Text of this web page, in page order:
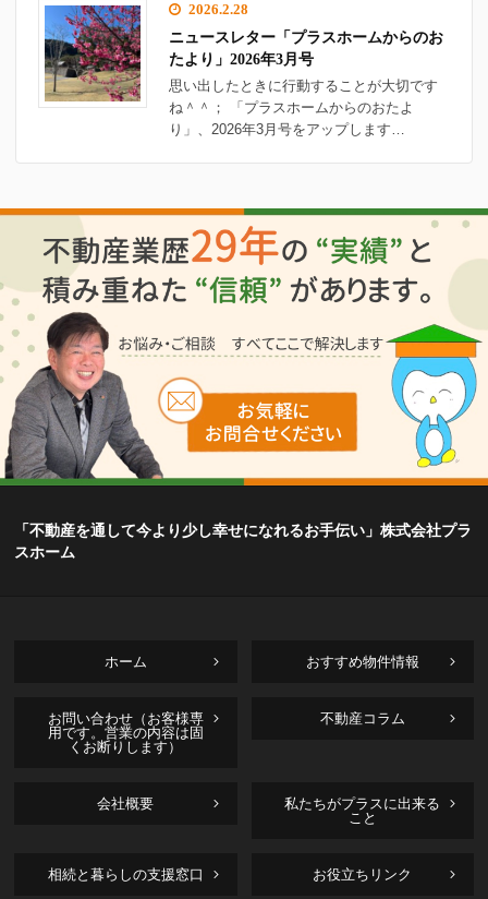
2026.2.28
ニュースレター「プラスホームからのお
たより」2026年3月号
思い出したときに行動することが大切です
ね＾＾； 「プラスホームからのおたよ
り」、2026年3月号をアップします…
「不動産を通して今より少し幸せになれるお手伝い」株式会社プラ
スホーム
ホーム おすすめ物件情報
お問い合わせ（お客様専
用です。営業の内容は固
くお断りします）
不動産コラム
会社概要
私たちがプラスに出来る
こと
相続と暮らしの支援窓口 お役立ちリンク